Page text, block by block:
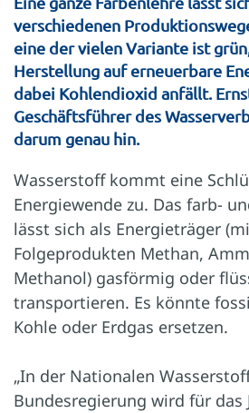
verschiedenen
eine der vielen Variante ist
Herstellung auf erneuerbare
dabei Kohlendioxid anfällt.
Geschäftsführer des
darum genau hin.
Wasserstoff kommt eine
Energiewende zu. Das farb-
lässt sich als Energieträger
Folgeprodukten Methan,
Methanol) gasförmig oder
transportieren. Es könnte
Kohle oder Erdgas ersetzen.
„In der Nationalen
Bundesregierung wird für das